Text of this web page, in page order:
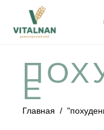
Е
Главная /